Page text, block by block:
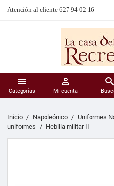
Atención al cliente 627 94 02 16

Categorías

Mi cuenta

Inicio Napoleónico Uniformes
uniformes
Hebilla militar II